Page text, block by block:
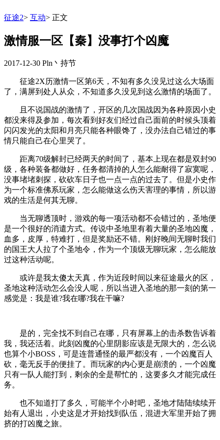
征途2> 互动> 正文
激情服一区【秦】没事打个凶魔
2017-12-30 Pln丶持节
征途2X历激情一区第6天，不知有多久没见过这么大场面
了，满屏到处人从众，不知道多久没见到这么激情的场面了。
且不说国战的激情了，开区的几次国战因为各种原因小史
都没来得及参加，每次看到好友们经过自己面前的时候头顶着
闪闪发光的太阳和月亮只能各种眼馋了，没办法自己错过的事
情只能自己在心里哭了。
距离70级解封已经两天的时间了，基本上现在都是双封90
级，各种装备都做好，任务都清掉的人怎么能耐得了寂寞呢，
没事堵堵刺探，砍砍车日子也一点一点的过去了。但是小史作
为一个标准佛系玩家，怎么能做这么伤天害理的事情，所以游
戏的生活是何其无聊。
当无聊透顶时，游戏的每一项活动都不会错过的，圣地便
是一个很好的消遣方式。传说中圣地里有着大量的圣地凶魔，
血多，皮厚，特难打，但是奖励还不错。刚好晚间无聊时我们
的国王大人拉了个圣地令，作为一个顶级无聊玩家，怎么能放
过这种活动呢。
或许是我太傻太天真，作为近段时间以来征途最火的区，
圣地这种活动怎么会没人呢，所以当进入圣地的那一刻的第一
感觉是：我是谁?我在哪?我在干嘛?
是的，完全找不到自己在哪，只有屏幕上的击杀数告诉着
我，我还活着。此刻凶魔的心里阴影应该是无限大的，怎么说
也算个小BOSS，可是连普通怪的最严都没有，一个凶魔百人
砍，毫无反手的便挂了。而玩家的内心更是崩溃的，一个凶魔
只有一队人能打到，剩余的全是帮忙的，这要多久才能完成任
务。
也不知道打了多久，可能半个小时吧，圣地才陆陆续续开
始有人退出，小史这是才开始找到队伍，混进大军里开始了拥
挤的打凶魔之旅。